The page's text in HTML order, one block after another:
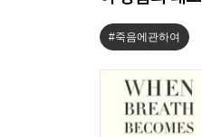
#죽음에관하여